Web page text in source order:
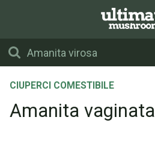
CIUPERCI COMESTIBILE
Amanita vaginata